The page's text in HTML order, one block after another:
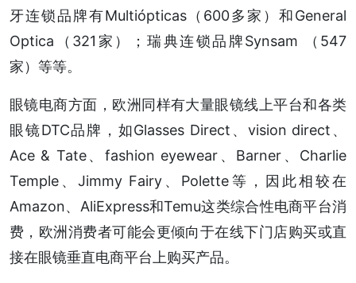
牙连锁品牌有Multiópticas（600多家）和General
Optica（321家）；瑞典连锁品牌Synsam （547
家）等等。
眼镜电商方面，欧洲同样有大量眼镜线上平台和各类
眼镜DTC品牌，如Glasses Direct、vision direct、
Ace & Tate、fashion eyewear、Barner、Charlie
Temple、Jimmy Fairy、Polette等，因此相较在
Amazon、AliExpress和Temu这类综合性电商平台消
费，欧洲消费者可能会更倾向于在线下门店购买或直
接在眼镜垂直电商平台上购买产品。